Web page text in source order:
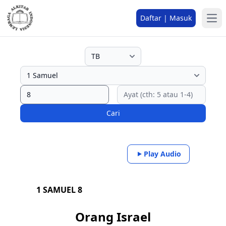
Daftar | Masuk
Cari
Play Audio
1 SAMUEL 8
Orang Israel